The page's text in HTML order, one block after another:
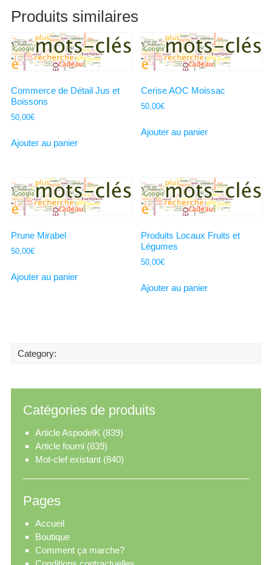
Produits similaires
Commerce de Détail Jus et
Boissons
50,00€
Ajouter au panier
Cerise AOC Moissac
50,00€
Ajouter au panier
Prune Mirabel
50,00€
Ajouter au panier
Produits Locaux Fruits et
Légumes
50,00€
Ajouter au panier
Category:
Catégories de produits
Article AspodelK (839)
Article fourni (839)
Mot-clef existant (840)
Pages
Accueil
Boutique
Comment ça marche?